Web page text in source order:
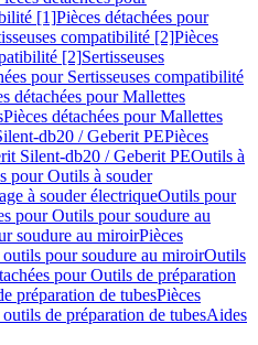
[1]Pièces détachées pour
compatibilité [2]Pièces
[2]Sertisseuses
pour Sertisseuses compatibilité
détachées pour Mallettes
Pièces détachées pour Mallettes
db20 / Geberit PEPièces
Silent-db20 / Geberit PEOutils à
pour Outils à souder
à souder électriqueOutils pour
pour Outils pour soudure au
soudure au miroirPièces
pour soudure au miroirOutils
pour Outils de préparation
préparation de tubesPièces
de préparation de tubesAides